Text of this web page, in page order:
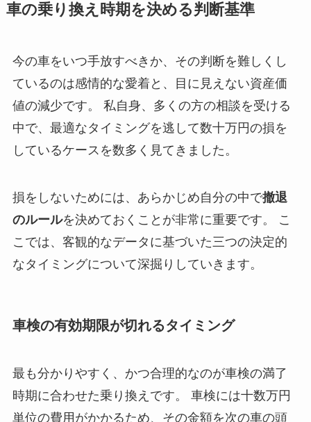
車の乗り換え時期を決める判断基準
今の車をいつ手放すべきか、その判断を難しくし
ているのは感情的な愛着と、目に見えない資産価
値の減少です。 私自身、多くの方の相談を受ける
中で、最適なタイミングを逃して数十万円の損を
しているケースを数多く見てきました。
損をしないためには、あらかじめ自分の中で撤退
のルールを決めておくことが非常に重要です。 こ
こでは、客観的なデータに基づいた三つの決定的
なタイミングについて深掘りしていきます。
車検の有効期限が切れるタイミング
最も分かりやすく、かつ合理的なのが車検の満了
時期に合わせた乗り換えです。 車検には十数万円
単位の費用がかかるため、その金額を次の車の頭